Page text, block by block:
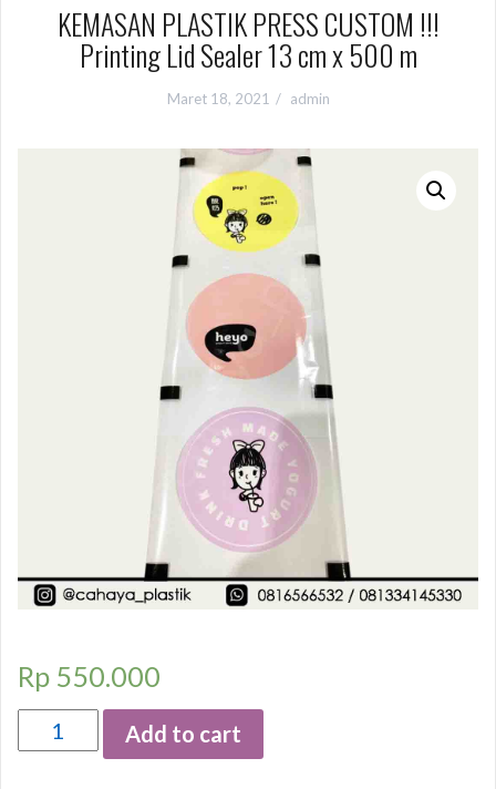
KEMASAN PLASTIK PRESS CUSTOM !!!
Printing Lid Sealer 13 cm x 500 m
Maret 18, 2021 admin
Rp 550.000
Quantity Add to cart